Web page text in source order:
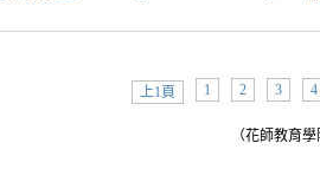
上1頁 1 2 3 4
（花師教育